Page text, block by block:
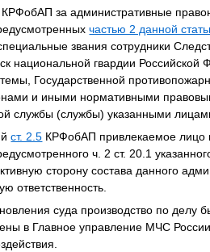
КРФобАП за административные
частью 2 данной
звания сотрудники
национальной гвардии
Государственной
и иными нормативными
службы (службы) указанными
ст. 2.5 КРФобАП привлекаемое лицо
ч. 2 ст. 20.1
сторону состава данного
ответственность.
суда производство по
в Главное управление МЧС